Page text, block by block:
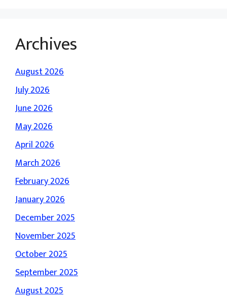
Archives
August 2026
July 2026
June 2026
May 2026
April 2026
March 2026
February 2026
January 2026
December 2025
November 2025
October 2025
September 2025
August 2025